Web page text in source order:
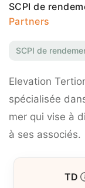
SCPI de
Partners
SCPI de
Elevation
spécialisée
mer qui vise à
à ses associés.
TD